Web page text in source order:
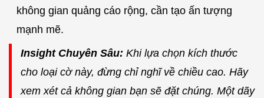
không gian quảng cáo rộng, cần tạo ấn tượng
mạnh mẽ.
Insight Chuyên Sâu: Khi lựa chọn kích thước
cho loại cờ này, đừng chỉ nghĩ về chiều cao. Hãy
xem xét cả không gian bạn sẽ đặt chúng. Một dãy